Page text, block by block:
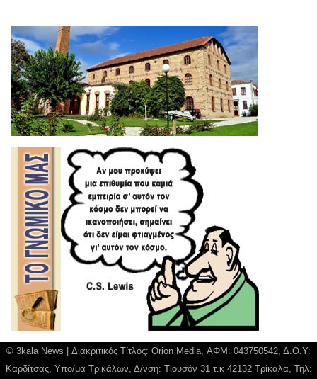
© 3kala News | Διακριτικός Τίτλος: Orion Media, ΑΦΜ: 043750542, Δ.Ο.Υ:
Καρδίτσας, Υπο/μα Τρικάλων, Δ/νση: Τιουσόν 31 τ.κ 42132 Τρίκαλα, Τηλ: